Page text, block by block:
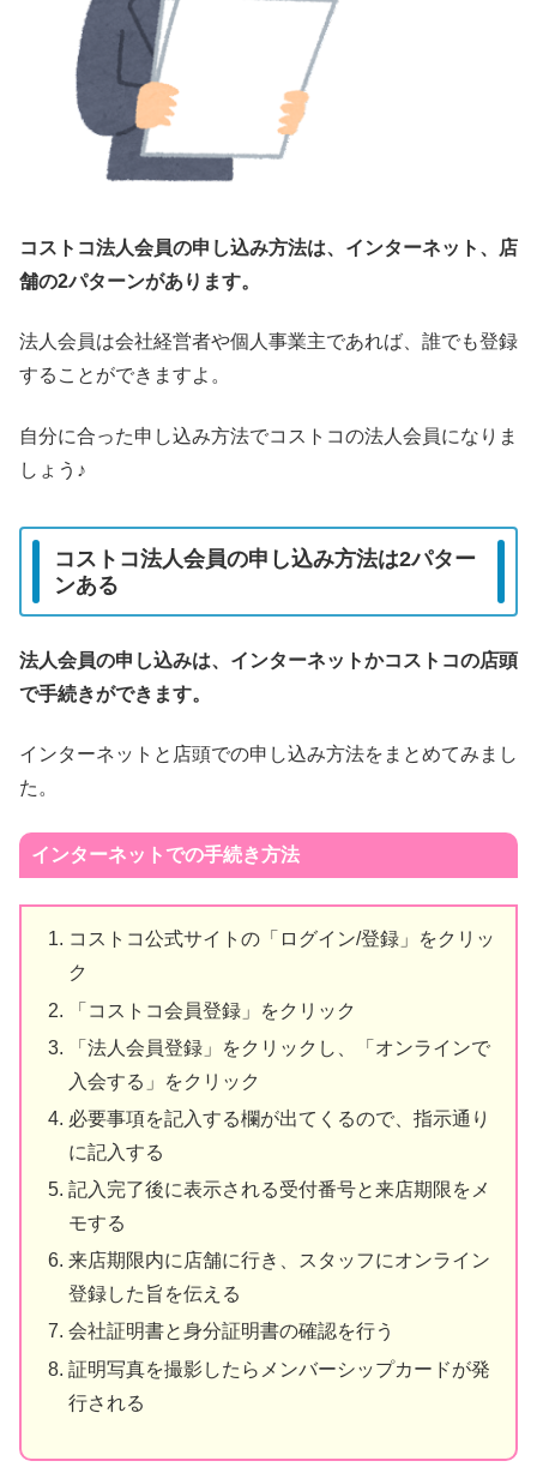
コストコ法人会員の申し込み方法は、インターネット、店
舗の2パターンがあります。
法人会員は会社経営者や個人事業主であれば、誰でも登録
することができますよ。
自分に合った申し込み方法でコストコの法人会員になりま
しょう♪
コストコ法人会員の申し込み方法は2パター
ンある
法人会員の申し込みは、インターネットかコストコの店頭
で手続きができます。
インターネットと店頭での申し込み方法をまとめてみまし
た。
インターネットでの手続き方法
コストコ公式サイトの「ログイン/登録」をクリッ
ク
「コストコ会員登録」をクリック
「法人会員登録」をクリックし、「オンラインで
入会する」をクリック
必要事項を記入する欄が出てくるので、指示通り
に記入する
記入完了後に表示される受付番号と来店期限をメ
モする
来店期限内に店舗に行き、スタッフにオンライン
登録した旨を伝える
会社証明書と身分証明書の確認を行う
証明写真を撮影したらメンバーシップカードが発
行される